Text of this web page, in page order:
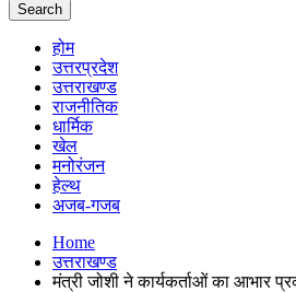
Search
होम
उत्तरप्रदेश
उत्तराखण्ड
राजनीतिक
धार्मिक
खेल
मनोरंजन
हेल्थ
अजब-गजब
Home
उत्तराखण्ड
मंत्री जोशी ने कार्यकर्ताओं का आभार